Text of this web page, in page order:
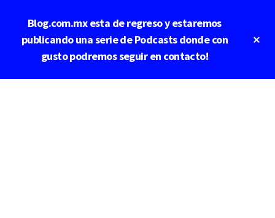
contenido
principal
Blog.com.mx esta de regreso y estaremos
publicando una serie de Podcasts donde con
gusto podremos seguir en contacto!